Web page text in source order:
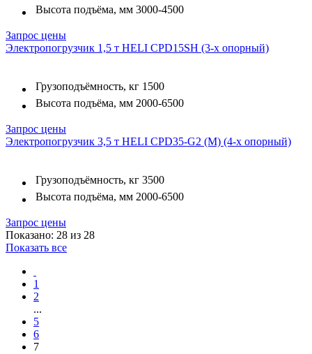
Высота подъёма, мм 3000-4500
Запрос цены
Электропогрузчик 1,5 т HELI CPD15SH (3-х опорный)
Грузоподъёмность, кг 1500
Высота подъёма, мм 2000-6500
Запрос цены
Электропогрузчик 3,5 т HELI CPD35-G2 (M) (4-х опорный)
Грузоподъёмность, кг 3500
Высота подъёма, мм 2000-6500
Запрос цены
Показано: 28 из 28
Показать все
1
2
...
5
6
7